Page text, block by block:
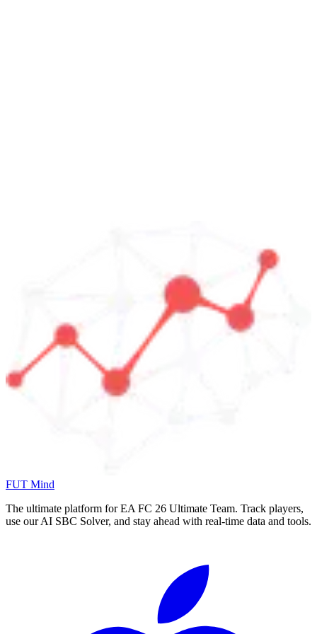
FUT Mind
The ultimate platform for EA FC 26 Ultimate Team. Track players,
use our AI SBC Solver, and stay ahead with real-time data and tools.